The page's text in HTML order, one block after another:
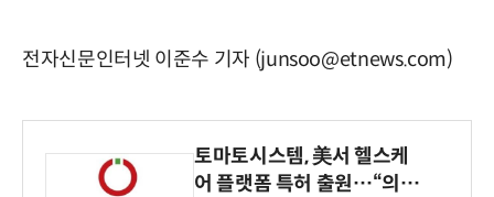
전자신문인터넷 이준수 기자 (junsoo@etnews.com)
토마토시스템, 美서 헬스케
어 플랫폼 특허 출원…“의료